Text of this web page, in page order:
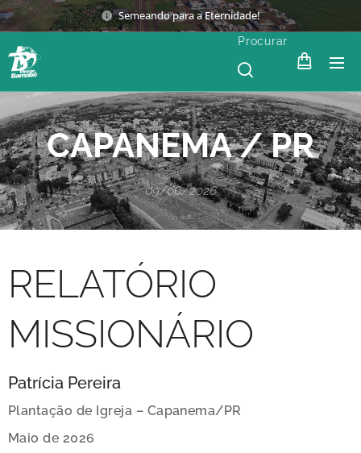
Semeando para a Eternidade!
Procurar
CAPANEMA / PR
09/06/2026
RELATÓRIO
MISSIONÁRIO
Patrícia Pereira
Plantação de Igreja – Capanema/PR
Maio de 2026